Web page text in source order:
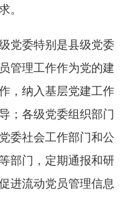
。
委特别是县级党委
管理工作作为党的建
，纳入基层党建工作
；各级党委组织部门
委社会工作部门和公
部门，定期通报和研
进流动党员管理信息